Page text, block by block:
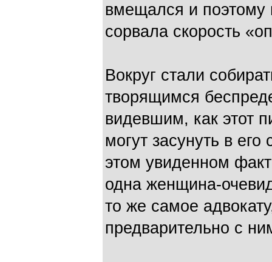
вмещался и поэтому
сорвала скорость
Вокруг стали
творящимся
видевшим, как этот
могут засунуть в
этом увиденном
одна женщина-
то же самое
предварительно с